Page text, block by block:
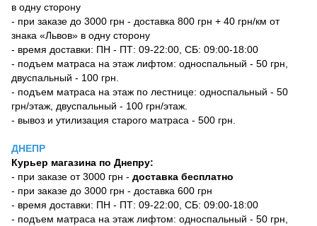
в одну сторону
- при заказе до 3000 грн - доставка 800 грн + 40 грн/км от
знака «Львов» в одну сторону
- время доставки: ПН - ПТ: 09-22:00, СБ: 09:00-18:00
- подъем матраса на этаж лифтом: односпальный - 50 грн,
двуспальный - 100 грн.
- подъем матраса на этаж по лестнице: односпальный - 50
грн/этаж, двуспальный - 100 грн/этаж.
- вывоз и утилизация старого матраса - 500 грн.
ДНЕПР
Курьер магазина по Днепру:
- при заказе от 3000 грн - доставка бесплатно
- при заказе до 3000 грн - доставка 600 грн
- время доставки: ПН - ПТ: 09-22:00, СБ: 09:00-18:00
- подъем матраса на этаж лифтом: односпальный - 50 грн,